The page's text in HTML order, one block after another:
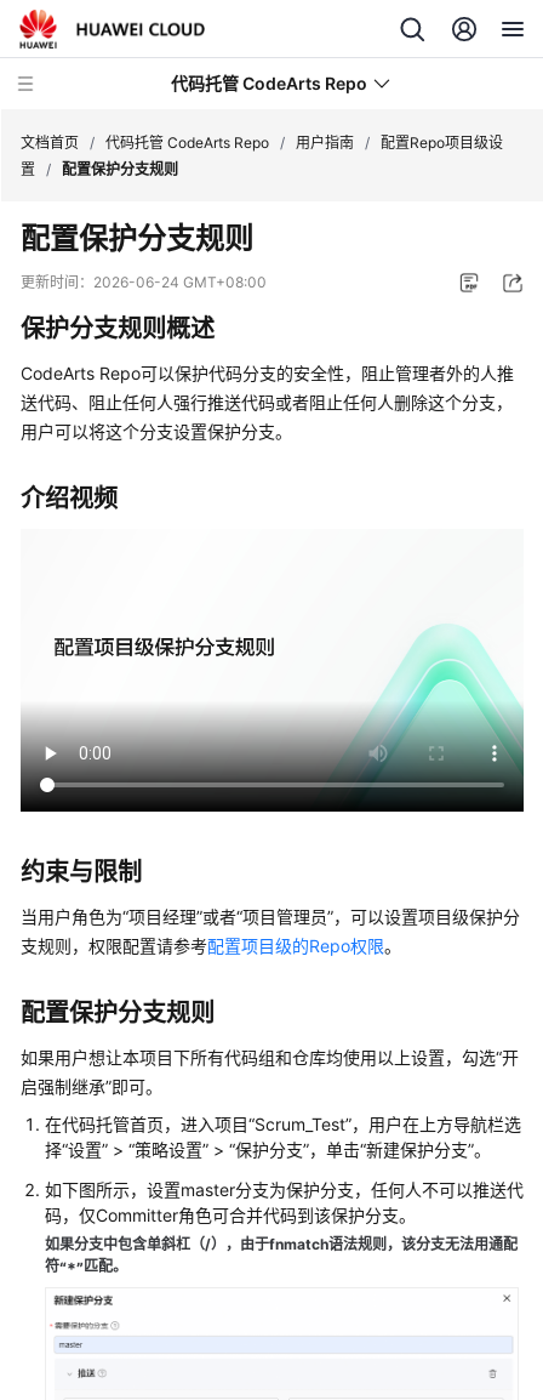
代码托管 CodeArts Repo
最
新
动
务
公
告
产
费
明
快
速
入
户
指
码
托
管
(CodeArts
使
用
流
程
管
理
CodeArts
文档首页 / 代码托管 CodeArts Repo / 用户指南 /
配置Repo项目级设
置
/ 配置保护分支规则
配置保护分支规则
更新时间： 2026-06-24 GMT+08:00
保护分支规则概述
CodeArts Repo可以保护代码分支的安全性，阻止管理者外的人推
送代码、阻止任何人强行推送代码或者阻止任何人删除这个分支，
用户可以将这个分支设置保护分支。
介绍视频
约束与限制
当用户角色为“项目经理”或者“项目管理员”，可以设置项目级保护分
支规则，权限配置请参考配置项目级的Repo权限。
配置保护分支规则
如果用户想让本项目下所有代码组和仓库均使用以上设置，勾选“开
启强制继承”即可。
在代码托管首页，进入项目“Scrum_Test”，用户在上方导航栏选
择“设置” > “策略设置” > “保护分支”，单击“新建保护分支”。
如下图所示，设置master分支为保护分支，任何人不可以推送代
码，仅Committer角色可合并代码到该保护分支。
如果分支中包含单斜杠（/），由于fnmatch语法规则，该分支无法用通配
符“*” 匹配。